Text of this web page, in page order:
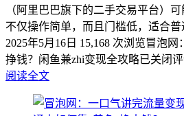
（阿里巴巴旗下的二手交易平台）
不仅操作简单，而且门槛低，适合普
2025年5月16日 15,168 次浏览冒泡网
挣钱？闲鱼兼zhi变现全攻略已关闭
阅读全文